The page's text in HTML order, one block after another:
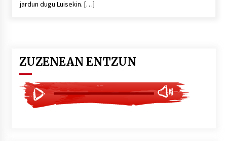
da
2026/07/07
jardun dugu Luisekin. […]
ZUZENEAN ENTZUN